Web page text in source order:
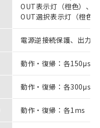
OUT表示灯（橙色）、
OUT選択表示灯（橙色
電源逆接続保護、出力
動作・復帰：各150μs
動作・復帰：各300μs（
動作・復帰：各1ms